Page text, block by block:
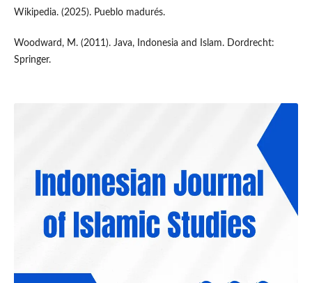
Wikipedia. (2025). Pueblo madurés.
Woodward, M. (2011). Java, Indonesia and Islam. Dordrecht:
Springer.